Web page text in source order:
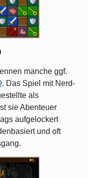
manche ggf.
. Das Spiel mit Nerd-
als
sie Abenteuer
aufgelockert
und oft